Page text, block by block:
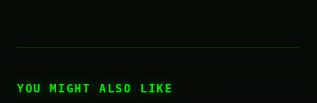
YOU MIGHT ALSO LIKE